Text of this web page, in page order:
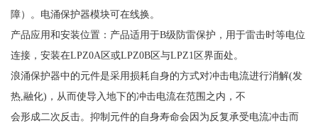
障）。电涌保护器模块可在线换。
产品应用和安装位置：产品适用于B级防雷保护，用于雷击时等电位
连接，安装在LPZ0A区或LPZ0B区与LPZ1区界面处。
浪涌保护器中的元件是采用损耗自身的方式对冲击电流进行消解(发
热,融化)，从而使导入地下的冲击电流在范围之内，不
会形成二次反击。抑制元件的自身寿命会因为反复承受电流冲击而